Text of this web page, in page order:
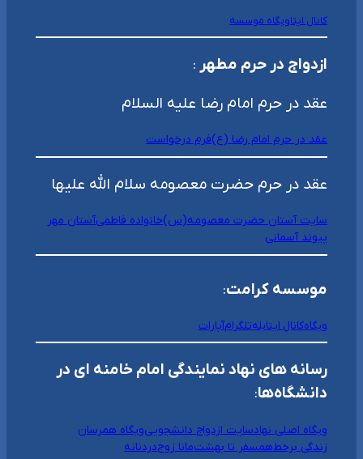
کانال ایتاوبگاه موسسه
ازدواج در حرم مطهر :
عقد در حرم امام رضا علیه السلام
عقد در حرم امام رضا (ع)فرم درخواست
عقد در حرم حضرت معصومه سلام الله علیها
سایت آستان حضرت معصومه(س)خانواده فاطمیآستان مهر
پیوند آسمانی
موسسه کرامت:
وبگاهکانال ایتابلهتلگرامآپارات
رسانه های نهاد نمایندگی امام خامنه ای در
دانشگاه‌ها:
وبگاه اصلی نهادسایت ازدواج دانشجوییوبگاه همرسان
زندگی برخطهمسفر تا بهشتمانا زوجدردنانه